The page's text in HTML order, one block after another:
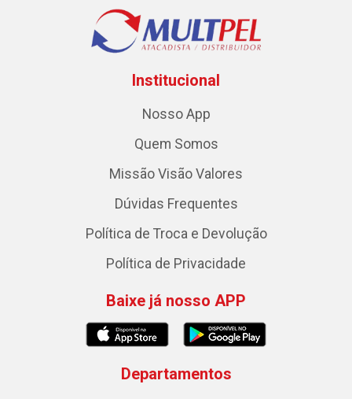
Institucional
Nosso App
Quem Somos
Missão Visão Valores
Dúvidas Frequentes
Política de Troca e Devolução
Política de Privacidade
Baixe já nosso APP
Departamentos